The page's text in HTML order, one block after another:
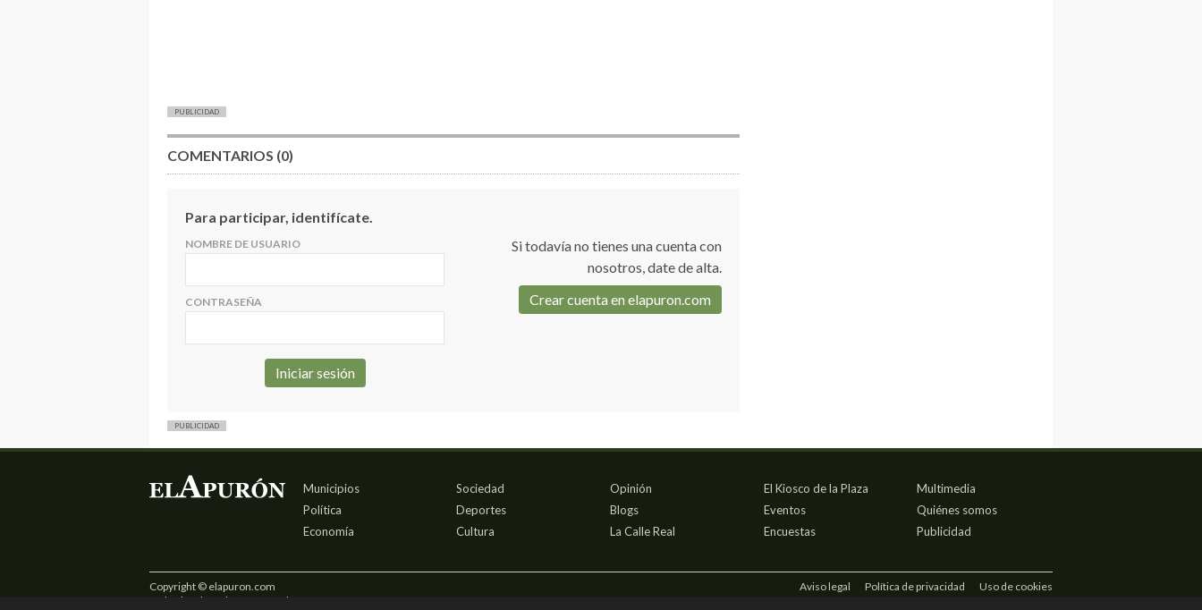
PUBLICIDAD
COMENTARIOS (0)
Para participar, identifícate.
NOMBRE DE USUARIO
CONTRASEÑA
Si todavía no tienes una cuenta con
nosotros, date de alta.
Crear cuenta en elapuron.com
PUBLICIDAD
Municipios
Política
Economía
Sociedad
Deportes
Cultura
Opinión
Blogs
La Calle Real
El Kiosco de la Plaza
Eventos
Encuestas
Multimedia
Quiénes somos
Publicidad
Copyright © elapuron.com
Todos los derechos reservados
Aviso legal Política de privacidad Uso de cookies